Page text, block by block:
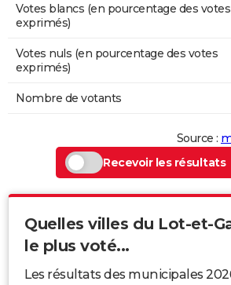
Votes blancs (en pourcentage des votes
exprimés)
Votes nuls (en pourcentage des votes
exprimés)
Nombre de votants
Source :
Recevoir les résultats
Quelles villes du Lot-et-
le plus voté...
Les résultats des municipales